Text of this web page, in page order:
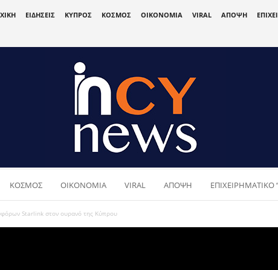
ΕΙΔΗΣΕΙΣ ΚΥΠΡΟΣ ΚΟΣΜΟΣ ΟΙΚΟΝΟΜΙΑ VIRAL ΑΠΟΨΗ
ΚΟΣΜΟΣ ΟΙΚΟΝΟΜΙΑ VIRAL ΑΠΟΨΗ ΕΠΙΧΕΙΡΗΜΑΤΙΚΟ
Starlink στον ουρανό της Κύπρου